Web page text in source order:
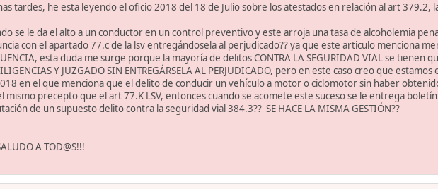
tardes, he esta leyendo el oficio 2018 del 18 de Julio sobre los atestados en relación al art 379.2,
se le da el alto a un conductor en un control preventivo y este arroja una tasa de alcoholemia
con el apartado 77.c de la lsv entregándosela al perjudicado?? ya que este articulo menciona
esta duda me surge porque la mayoría de delitos CONTRA LA SEGURIDAD VIAL se
Y JUZGADO SIN ENTREGÁRSELA AL PERJUDICADO, pero en este caso creo que
en el que menciona que el delito de conducir un vehículo a motor o ciclomotor sin haber
mismo precepto que el art 77.K LSV, entonces cuando se acomete este suceso se le entrega
de un supuesto delito contra la seguridad vial 384.3?? SE HACE LA MISMA GESTIÓN??
A TOD@S!!!